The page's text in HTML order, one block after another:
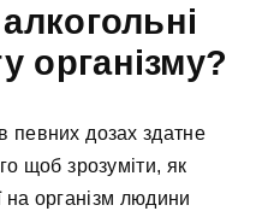
організму?
певних дозах здатне
щоб зрозуміти, як
на організм людини